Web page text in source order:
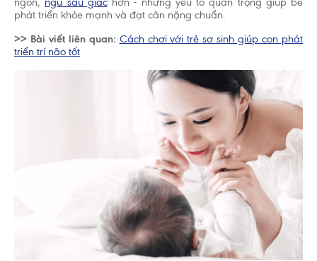
ngon, ngủ sâu giấchơn - những yếu tố quan trọng giúp bé
phát triển khỏe mạnh và đạt cân nặng chuẩn.
>> Bài viết liên quan: Cách chơi với trẻ sơ sinh giúp con phát
triển trí não tốt